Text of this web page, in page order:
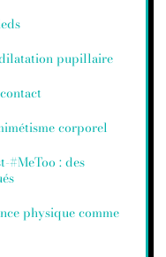
pupillaire
corporel
#MeToo : des
physique comme